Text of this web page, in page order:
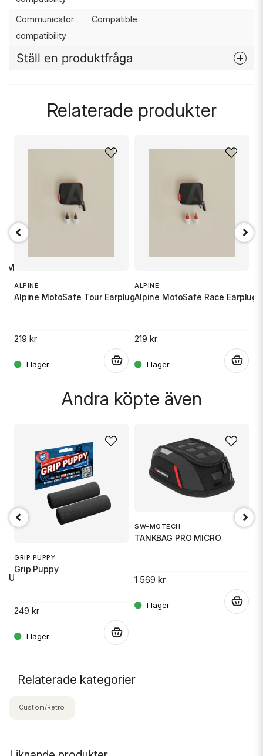
Communicator
compatibility
Compatible
Ställ en produktfråga
name
Namn
Mejladress
Skicka fråga
Relaterade produkter
SM
ALPINE
Alpine MotoSafe Tour Earplugs
219 kr
ALPINE
Alpine MotoSafe Race Earplugs
219 kr
Andra köpte även
RU
GRIP PUPPY
Grip Puppy
249 kr
SW-MOTECH
TANKBAG PRO MICRO
1 569 kr
Relaterade kategorier
Custom/Retro